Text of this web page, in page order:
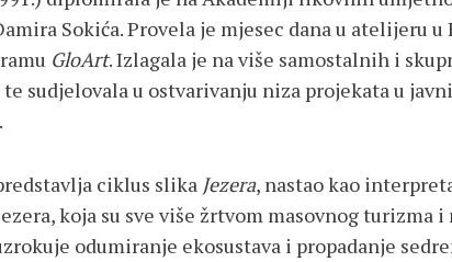
Sokića. Provela je mjesec dana u atelijeru
GloArt. Izlagala je na više samostalnih i
sudjelovala u ostvarivanju niza projekata u
ciklus slika Jezera, nastao kao
koja su sve više žrtvom masovnog turizma i
odumiranje ekosustava i propadanje